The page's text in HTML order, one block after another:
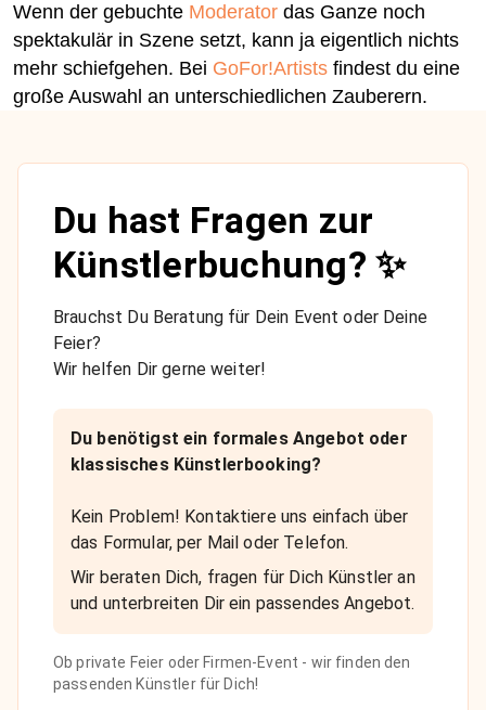
Wenn der gebuchte Moderator das Ganze noch
spektakulär in Szene setzt, kann ja eigentlich nichts
mehr schiefgehen. Bei GoFor!Artists findest du eine
große Auswahl an unterschiedlichen Zauberern.
Du hast Fragen zur
Künstlerbuchung? ✨
Brauchst Du Beratung für Dein Event oder Deine
Feier?
Wir helfen Dir gerne weiter!
Du benötigst ein formales Angebot oder
klassisches Künstlerbooking?
Kein Problem! Kontaktiere uns einfach über
das Formular, per Mail oder Telefon.
Wir beraten Dich, fragen für Dich Künstler an
und unterbreiten Dir ein passendes Angebot.
Ob private Feier oder Firmen-Event - wir finden den
passenden Künstler für Dich!